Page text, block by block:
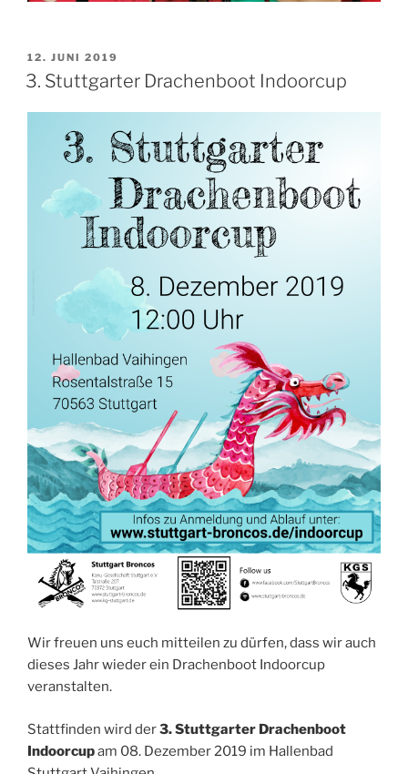
VERÖFFENTLICHT
AM
12. JUNI 2019
3. Stuttgarter Drachenboot Indoorcup
Wir freuen uns euch mitteilen zu dürfen, dass wir auch
dieses Jahr wieder ein Drachenboot Indoorcup
veranstalten.
Stattfinden wird der3. Stuttgarter Drachenboot
Indoorcupam 08. Dezember 2019 im Hallenbad